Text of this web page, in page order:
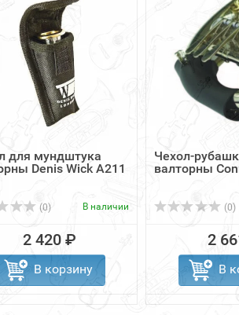
для мундштука
Denis Wick A211
(0) В наличии
2 420 ₽
В корзину
Чехол-
валторны
(0)
2
В